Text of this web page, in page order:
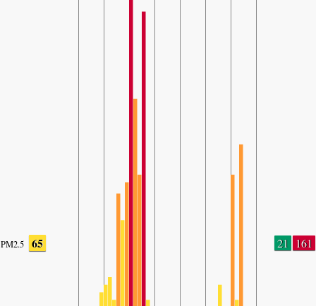
PM2.5 65 21 161